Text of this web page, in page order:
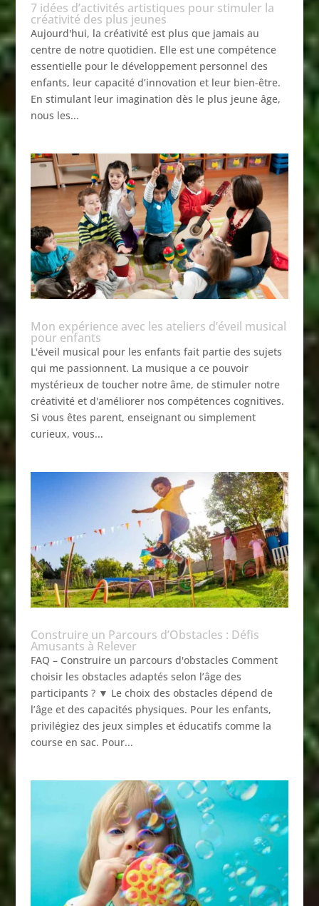
7 idées d’activités artistiques pour stimuler la
créativité des plus jeunes
Aujourd'hui, la créativité est plus que jamais au
centre de notre quotidien. Elle est une compétence
essentielle pour le développement personnel des
enfants, leur capacité d’innovation et leur bien-être.
En stimulant leur imagination dès le plus jeune âge,
nous les...
Mon expérience avec les ateliers d’éveil musical
pour enfants
L'éveil musical pour les enfants fait partie des sujets
qui me passionnent. La musique a ce pouvoir
mystérieux de toucher notre âme, de stimuler notre
créativité et d'améliorer nos compétences cognitives.
Si vous êtes parent, enseignant ou simplement
curieux, vous...
Construire un Parcours d’Obstacles : Défis
Amusants à Relever
FAQ – Construire un parcours d'obstacles Comment
choisir les obstacles adaptés selon l’âge des
participants ? ▼ Le choix des obstacles dépend de
l’âge et des capacités physiques. Pour les enfants,
privilégiez des jeux simples et éducatifs comme la
course en sac. Pour...